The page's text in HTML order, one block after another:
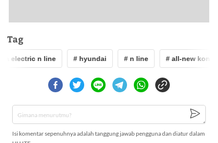
Tag
electric n line # hyundai # n line # all-new kona
Isi komentar sepenuhnya adalah tanggung jawab pengguna dan diatur dalam